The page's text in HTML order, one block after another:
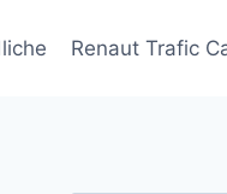
Renaut Trafic